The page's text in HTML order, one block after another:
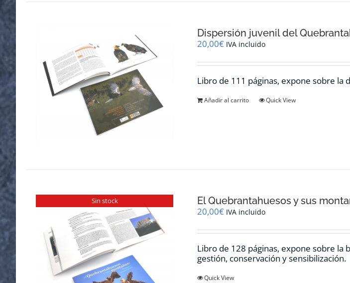
Dispersión juvenil del
20,00€ IVA incluido
Libro de 111 páginas, expone sobre la
Añadir al carrito Quick View
Sin stock El Quebrantahuesos y sus
20,00€ IVA incluido
Libro de 128 páginas, expone sobre la
gestión, conservación y sensibilización.
Quick View